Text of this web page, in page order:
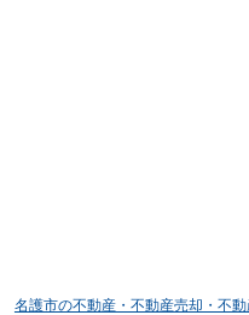
名護市の不動産・不動産売却・不